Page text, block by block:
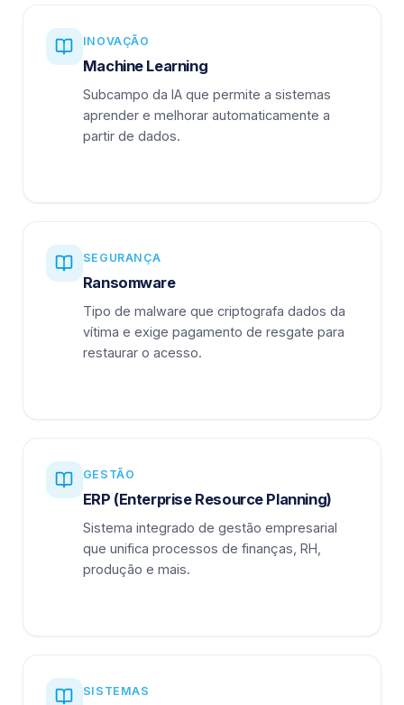
INOVAÇÃO
Machine Learning
Subcampo da IA que permite a sistemas
aprender e melhorar automaticamente a
partir de dados.
SEGURANÇA
Ransomware
Tipo de malware que criptografa dados da
vítima e exige pagamento de resgate para
restaurar o acesso.
GESTÃO
ERP (Enterprise Resource Planning)
Sistema integrado de gestão empresarial
que unifica processos de finanças, RH,
produção e mais.
SISTEMAS